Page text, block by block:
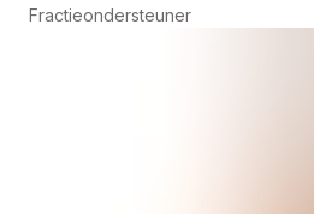
Fractieondersteuner